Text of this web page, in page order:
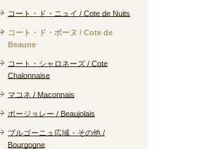
コート・ド・ニュイ / Cote de Nuits
コート・ド・ボーヌ / Cote de
Beaune
コート・シャロネーズ / Cote
Chalonnaise
マコネ / Maconnais
ボージョレー / Beaujolais
ブルゴーニュ広域・その他 /
Bourgogne